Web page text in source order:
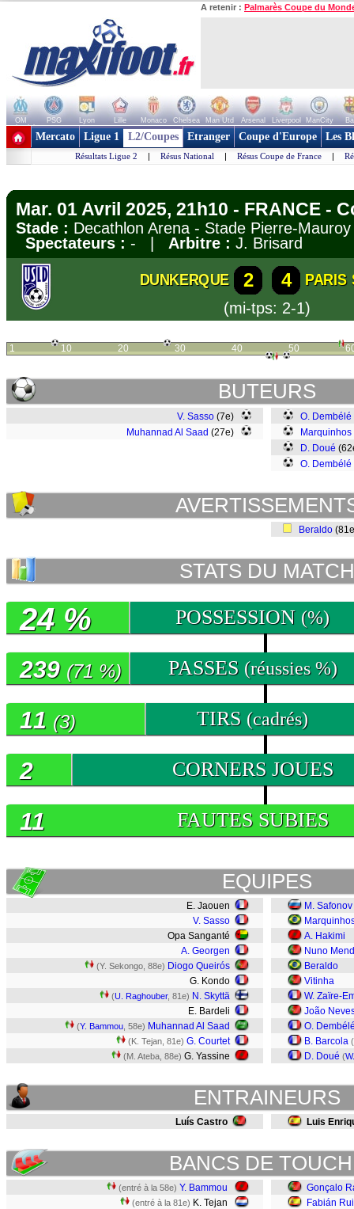
A retenir : Palmarès Coupe du
OM PSG Lyon Lille Monaco Chelsea Man Utd Arsenal Liverpool ManCity
+ de clubs
Mercato Ligue 1 L2/Coupes Etranger Coupe d'Europe Les
Résultats Ligue 2 | Résus National | Résus Coupe de France |
Mar. 01 Avril 2025, 21h10 - FRANCE -
Stade : Decathlon Arena - Stade Pierre-
Spectateurs : - | Arbitre : J. Brisard
DUNKERQUE 2 4
PARIS
(mi-tps: 2-1)
1 10 20 30 40 50
BUTEURS
V. Sasso (7e)
Muhannad Al Saad (27e)
O. Dembélé
Marquinhos
D. Doué
O. Dembélé
Beraldo
STATS DU MATCH
POSSESSION (%)
24 %
PASSES (réussies %)
239 (71 %)
TIRS (cadrés)
11 (3)
CORNERS JOUES
2
FAUTES SUBIES
11
EQUIPES
E. Jaouen
V. Sasso
Opa Sanganté
A. Georgen
(Y. Sekongo, 88e) Diogo Queirós
G. Kondo
(U. Raghouber, 81e) N. Skyttä
E. Bardeli
(Y. Bammou , 58e) Muhannad Al Saad
(K. Tejan, 81e) G. Courtet
(M. Ateba, 88e) G. Yassine
M. Safonov
A. Hakimi
Nuno
Beraldo
Vitinha
W. Zaïre-
João
O.
B. Barcola (
D. Doué (
ENTRAINEURS
Luís Castro Luis
BANCS DE
(entré à la 58e) Y. Bammou
(entré à la 81e) K. Tejan
Gonçalo
Fabián